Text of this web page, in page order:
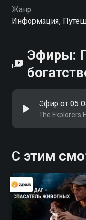
Жанр
Информация,
Эфиры:
Эфир от
The Explorers
С этим